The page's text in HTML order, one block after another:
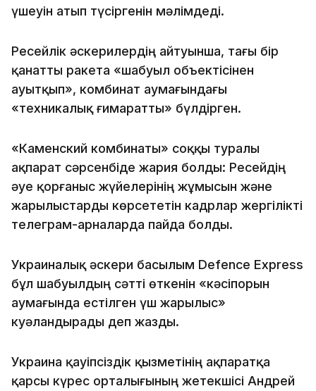
үшеуін атып түсіргенін мәлімдеді.
Ресейлік әскерилердің айтуынша, тағы бір
қанатты ракета «шабуыл объектісінен
ауытқып», комбинат аумағындағы
«техникалық ғимаратты» бүлдірген.
«Каменский комбинаты» соққы туралы
ақпарат сәрсенбіде жария болды: Ресейдің
әуе қорғаныс жүйелерінің жұмысын және
жарылыстарды көрсететін кадрлар жергілікті
телеграм-арналарда пайда болды.
Украиналық әскери басылым Defence Express
бұл шабуылдың сәтті өткенін «кәсіпорын
аумағында естілген үш жарылыс»
куәландырады деп жазды.
Украина қауіпсіздік қызметінің ақпаратқа
қарсы күрес орталығының жетекшісі Андрей